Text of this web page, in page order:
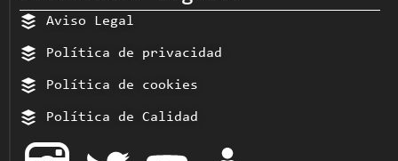
Aviso Legal
Política de privacidad
Política de cookies
Política de Calidad